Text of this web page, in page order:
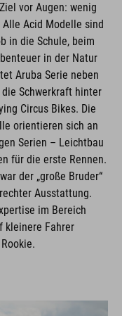
vor Augen: wenig
Acid Modelle sind
in die Schule, beim
in der Natur
Aruba Serie neben
Schwerkraft hinter
Circus Bikes. Die
orientieren sich an
Serien – Leichtbau
für die erste Rennen.
der „große Bruder“
Ausstattung.
im Bereich
kleinere Fahrer